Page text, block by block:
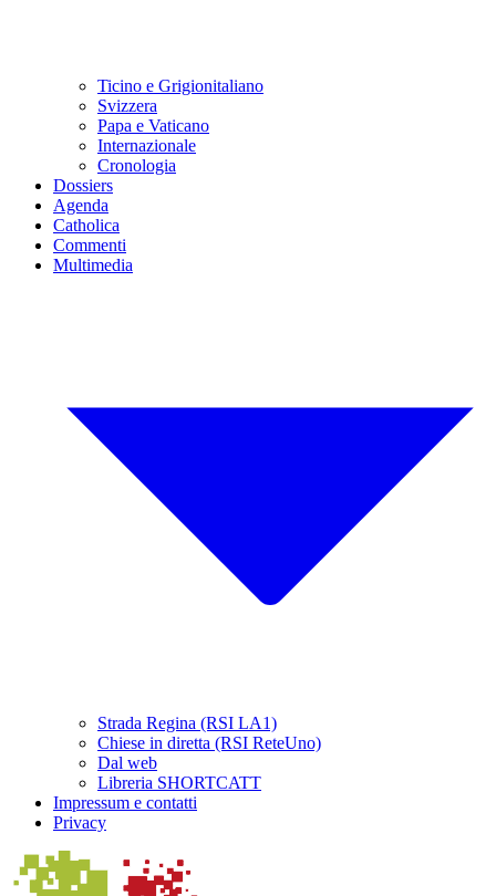
Ticino e Grigionitaliano
Svizzera
Papa e Vaticano
Internazionale
Cronologia
Dossiers
Agenda
Catholica
Commenti
Multimedia
Strada Regina (RSI LA1)
Chiese in diretta (RSI ReteUno)
Dal web
Libreria SHORTCATT
Impressum e contatti
Privacy